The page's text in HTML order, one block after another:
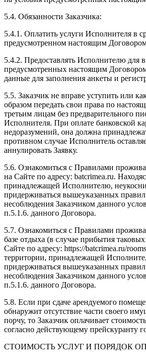
5.4. Обязанности Заказчика:
5.4.1. Оплатить услуги Исполнителя в
предусмотренном настоящим
5.4.2. Предоставлять Исполнителю для
предусмотренных настоящим
данные для заполнения анкеты и
5.5. Заказчик не вправе уступить или
образом передать свои права по
третьим лицам без предварительного
Исполнителя. При оплате банковской
недоразумений, она должна
противном случае Исполнитель
аннулировать Заявку.
5.6. Ознакомиться с Правилами
на Сайте по адресу: batcrimea.ru.
принадлежащей Исполнителю,
придерживаться вышеуказанных
несоблюдения Заказчиком данного
п.5.1.6. данного Договора.
5.7. Ознакомиться с Правилами
базе отдыха (в случае прибытия
Сайте по адресу: https://batcrimea.ru/
территории, принадлежащей
придерживаться вышеуказанных
несоблюдения Заказчиком данного
п.5.1.6. данного Договора.
5.8. Если при сдаче арендуемого
обнаружит отсутствие части своего
порчу, то Заказчик оплачивает
согласно действующему прейскуранту
СТОИМОСТЬ УСЛУГ И ПОРЯДОК